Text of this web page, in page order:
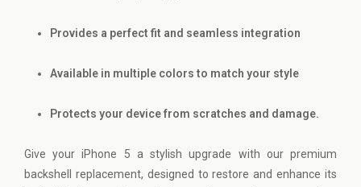
Provides a perfect fit and seamless integration
Available in multiple colors to match your style
Protects your device from scratches and damage.
Give your iPhone 5 a stylish upgrade with our premium
backshell replacement, designed to restore and enhance its